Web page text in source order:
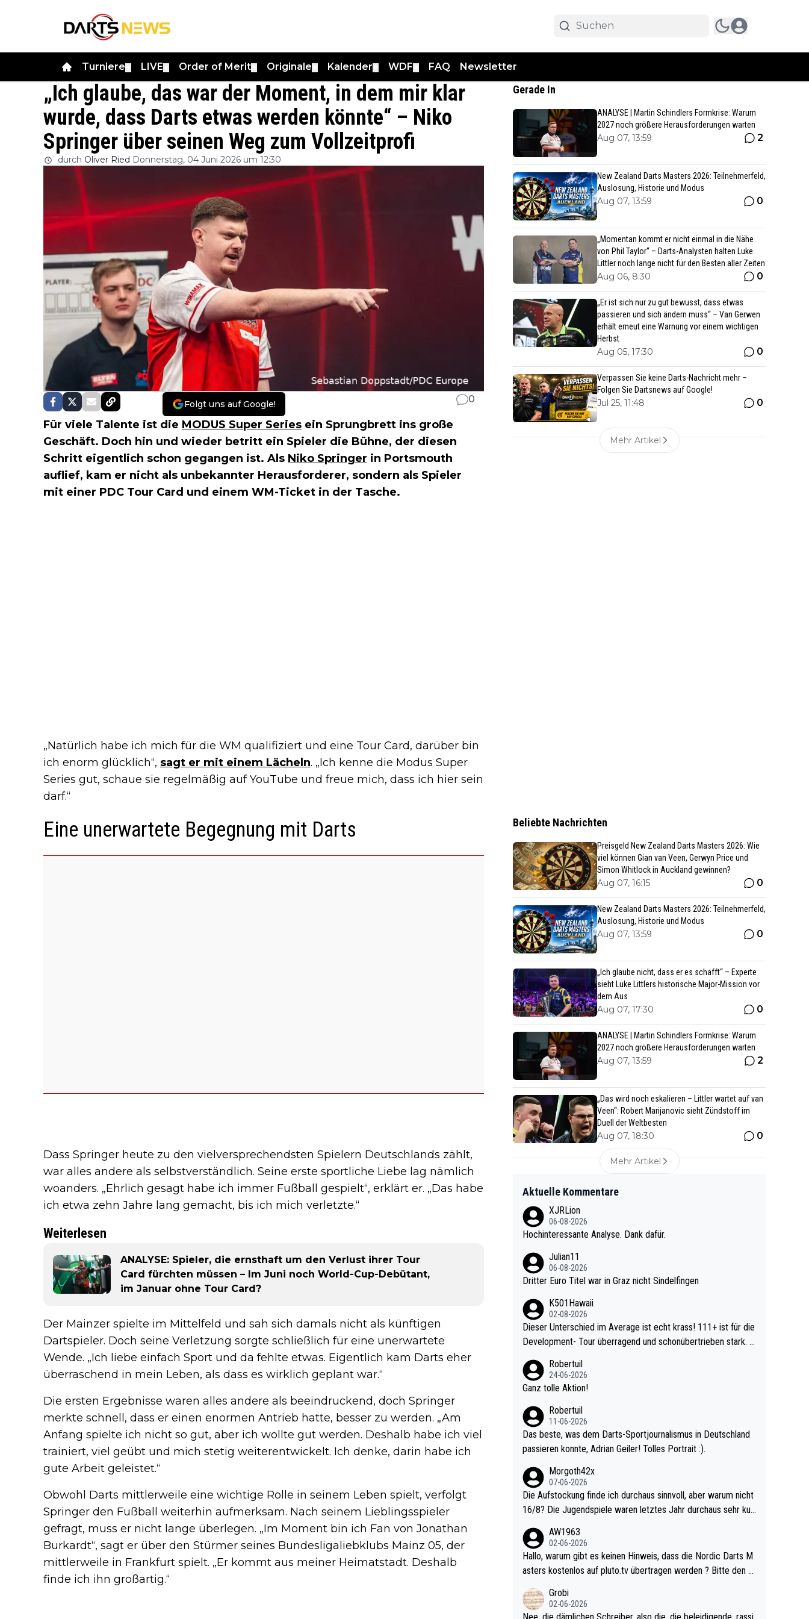
Turniere LIVE Order of Merit Originale Kalender WDF FAQ Newsletter
„Ich glaube, das war der Moment, in dem mir klar
wurde, dass Darts etwas werden könnte“ – Niko
Springer über seinen Weg zum Vollzeitprofi
durch Oliver Ried Donnerstag, 04 Juni 2026 um 12:30
Folgt uns auf Google! 0
Für viele Talente ist die MODUS Super Series ein Sprungbrett ins große
Geschäft. Doch hin und wieder betritt ein Spieler die Bühne, der diesen
Schritt eigentlich schon gegangen ist. Als Niko Springer in Portsmouth
auflief, kam er nicht als unbekannter Herausforderer, sondern als Spieler
mit einer PDC Tour Card und einem WM-Ticket in der Tasche.
„Natürlich habe ich mich für die WM qualifiziert und eine Tour Card, darüber bin
ich enorm glücklich“, sagt er mit einem Lächeln. „Ich kenne die Modus Super
Series gut, schaue sie regelmäßig auf YouTube und freue mich, dass ich hier sein
darf.“
Eine unerwartete Begegnung mit Darts
Dass Springer heute zu den vielversprechendsten Spielern Deutschlands zählt,
war alles andere als selbstverständlich. Seine erste sportliche Liebe lag nämlich
woanders. „Ehrlich gesagt habe ich immer Fußball gespielt“, erklärt er. „Das habe
ich etwa zehn Jahre lang gemacht, bis ich mich verletzte.“
Weiterlesen
ANALYSE: Spieler, die ernsthaft um den Verlust ihrer Tour
Card fürchten müssen – Im Juni noch World-Cup-Debütant,
im Januar ohne Tour Card?
Der Mainzer spielte im Mittelfeld und sah sich damals nicht als künftigen
Dartspieler. Doch seine Verletzung sorgte schließlich für eine unerwartete
Wende. „Ich liebe einfach Sport und da fehlte etwas. Eigentlich kam Darts eher
überraschend in mein Leben, als dass es wirklich geplant war.“
Die ersten Ergebnisse waren alles andere als beeindruckend, doch Springer
merkte schnell, dass er einen enormen Antrieb hatte, besser zu werden. „Am
Anfang spielte ich nicht so gut, aber ich wollte gut werden. Deshalb habe ich viel
trainiert, viel geübt und mich stetig weiterentwickelt. Ich denke, darin habe ich
gute Arbeit geleistet.“
Obwohl Darts mittlerweile eine wichtige Rolle in seinem Leben spielt, verfolgt
Springer den Fußball weiterhin aufmerksam. Nach seinem Lieblingsspieler
gefragt, muss er nicht lange überlegen. „Im Moment bin ich Fan von Jonathan
Burkardt“, sagt er über den Stürmer seines Bundesligaliebklubs Mainz 05, der
mittlerweile in Frankfurt spielt. „Er kommt aus meiner Heimatstadt. Deshalb
finde ich ihn großartig.“
Gerade In
ANALYSE | Martin Schindlers Formkrise: Warum
2027 noch größere Herausforderungen warten
Aug 07, 13:59 2
New Zealand Darts Masters 2026: Teilnehmerfeld,
Auslosung, Historie und Modus
Aug 07, 13:59 0
„Momentan kommt er nicht einmal in die Nähe
von Phil Taylor“ – Darts-Analysten halten Luke
Littler noch lange nicht für den Besten aller Zeiten
Aug 06, 8:30 0
„Er ist sich nur zu gut bewusst, dass etwas
passieren und sich ändern muss“ – Van Gerwen
erhält erneut eine Warnung vor einem wichtigen
Herbst
Aug 05, 17:30 0
Verpassen Sie keine Darts-Nachricht mehr –
Folgen Sie Dartsnews auf Google!
Jul 25, 11:48 0
Mehr Artikel
Beliebte Nachrichten
Preisgeld New Zealand Darts Masters 2026: Wie
viel können Gian van Veen, Gerwyn Price und
Simon Whitlock in Auckland gewinnen?
Aug 07, 16:15 0
New Zealand Darts Masters 2026: Teilnehmerfeld,
Auslosung, Historie und Modus
Aug 07, 13:59 0
„Ich glaube nicht, dass er es schafft“ – Experte
sieht Luke Littlers historische Major-Mission vor
dem Aus
Aug 07, 17:30 0
ANALYSE | Martin Schindlers Formkrise: Warum
2027 noch größere Herausforderungen warten
Aug 07, 13:59 2
„Das wird noch eskalieren – Littler wartet auf van
Veen“: Robert Marijanovic sieht Zündstoff im
Duell der Weltbesten
Aug 07, 18:30 0
Mehr Artikel
Aktuelle Kommentare
XJRLion
06-08-2026
Hochinteressante Analyse. Dank dafür.
Julian11
06-08-2026
Dritter Euro Titel war in Graz nicht Sindelfingen
K501Hawaii
02-08-2026
Dieser Unterschied im Average ist echt krass! 111+ ist für die
Development- Tour überragend und schonübertrieben stark. U
e mal 40+ erst recht. Da gewinnst keinen Blumentopf - ist ja n
och krasser wie ein Pokalspiel eines Kreisligisten vs einem Bu
Robertuil
24-06-2026
Ganz tolle Aktion!
Robertuil
11-06-2026
Das beste, was dem Darts-Sportjournalismus in Deutschland
passieren konnte, Adrian Geiler! Tolles Portrait :).
Morgoth42x
07-06-2026
Die Aufstockung finde ich durchaus sinnvoll, aber warum nicht
16/8? Die Jugendspiele waren letztes Jahr durchaus sehr kur
l. Allerdings ist Mitchell Lawrie als Nummer 1 der Welt eh quali
fiziert. Somit ändert die automatische Qualifikation des Weltm
eisters erstmal nichts. Ich denke sie wollen damit für nächste
d wohl wenig WDF Turniere spielen. Dies war bei Archie Self l
etztes Jahr der Fall. Er musste als amtierender Weltmeister d
AW1963
02-06-2026
Hallo, warum gibt es keinen Hinweis, dass die Nordic Darts M
asters kostenlos auf pluto.tv übertragen werden ? Bitte den A
Grobi
02-06-2026